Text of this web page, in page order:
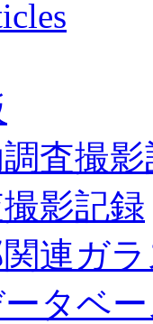
査撮
影記録
連ガ
タベ